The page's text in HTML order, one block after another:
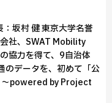
坂村 健 東京大学名誉
社、SWAT Mobility
協力を得て、9自治体
のデータを、初めて「公
～powered by Project